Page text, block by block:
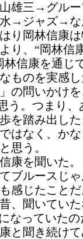
雄三→グル
→ジャズ→な
り岡林信康
り、“岡林信
林信康を通じ
ものを実感
の問いかけ
う。つまり
を踏み出し
はなく、か
思う。
康を聞いた
ブルースじ
感じたこと
、聞いてい
なっていた
と聞き続け